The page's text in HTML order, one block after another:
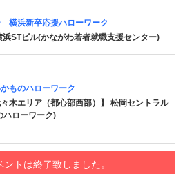
横浜新卒応援ハローワーク
浜STビル(かながわ若者就職支援センター)
ものハローワーク
々木エリア（都心部西部）】 松岡セントラル
ハローワーク)
ントは終了致しました。